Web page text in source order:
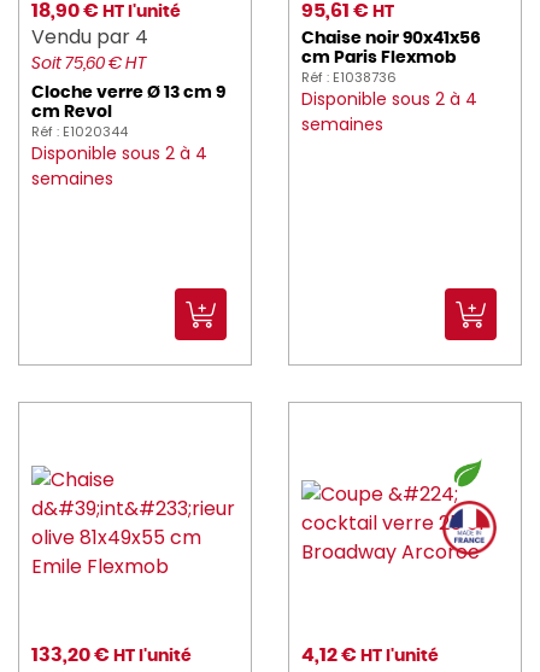
DELCOUPE (8)
DELONGHI_KENWOO (1)
DELTA (7)
deren (1)
Dudson_1800 (567)
DYNAMIC (28)
earthessentials (49)
eclatdefrance (2)
18,90 € HT l'unité
Vendu par 4
Soit 75,60 € HT
Cloche verre Ø 13 cm 9
cm Revol
Réf : E1020344
Disponible sous 2 à 4
semaines
95,61 € HT
Chaise noir 90x41x56
cm Paris Flexmob
Réf : E1038736
Disponible sous 2 à 4
semaines
133,20 € HT l'unité 4,12 € HT l'unité